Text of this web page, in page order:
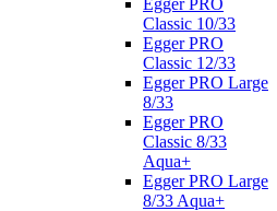
Egger PRO
Classic 10/33
Egger PRO
Classic 12/33
Egger PRO Large
8/33
Egger PRO
Classic 8/33
Aqua+
Egger PRO Large
8/33 Aqua+